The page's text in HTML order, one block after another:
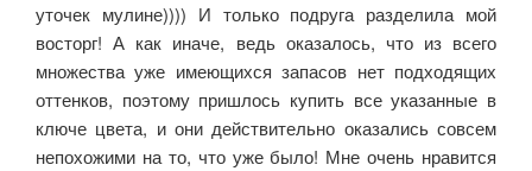
уточек мулине)))) И только подруга разделила мой
восторг! А как иначе, ведь оказалось, что из всего
множества уже имеющихся запасов нет подходящих
оттенков, поэтому пришлось купить все указанные в
ключе цвета, и они действительно оказались совсем
непохожими на то, что уже было! Мне очень нравится